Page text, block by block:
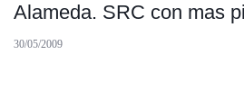
Alameda. SRC con mas
30/05/2009